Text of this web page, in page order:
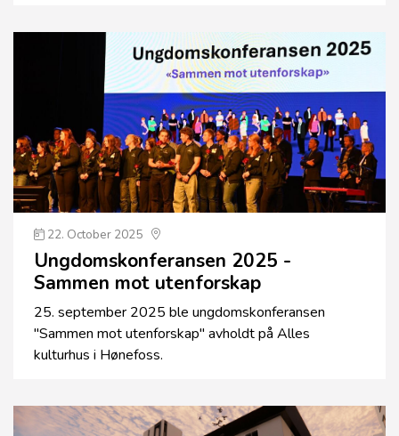
22. October 2025
Ungdoms­konferansen 2025 -
Sammen mot utenforskap
25. september 2025 ble ungdomskonferansen
"Sammen mot utenforskap" avholdt på Alles
kulturhus i Hønefoss.